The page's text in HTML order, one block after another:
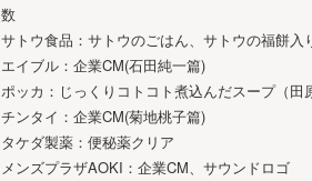
数
サトウ食品：サトウのごはん、サトウの福餅入
エイブル：企業CM(石田純一篇)
ポッカ：じっくりコトコト煮込んだスープ（田
チンタイ：企業CM(菊地桃子篇)
タケダ製薬：便秘薬クリア
メンズプラザAOKI：企業CM、サウンドロゴ